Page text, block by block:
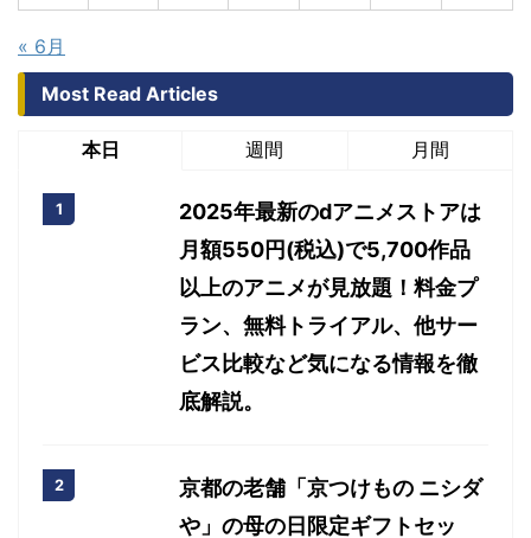
« 6月
Most Read Articles
本日 週間 月間
2025年最新のdアニメストアは
月額550円(税込)で5,700作品
以上のアニメが見放題！料金プ
ラン、無料トライアル、他サー
ビス比較など気になる情報を徹
底解説。
京都の老舗「京つけもの ニシダ
や」の母の日限定ギフトセッ